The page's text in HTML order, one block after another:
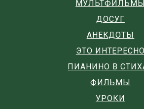
МУЛЬТФИЛЬМЫ
ДОСУГ
АНЕКДОТЫ
ЭТО ИНТЕРЕСНО
ПИАНИНО В
ФИЛЬМЫ
УРОКИ